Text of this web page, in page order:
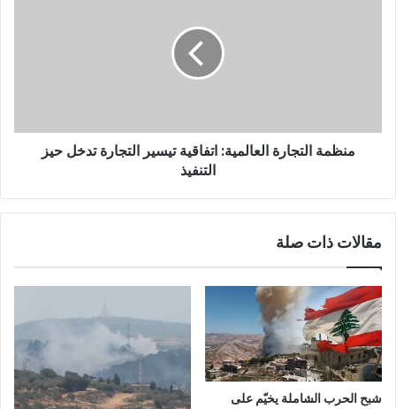
منظمة التجارة العالمية: اتفاقية تيسير التجارة تدخل حيز
التنفيذ
مقالات ذات صلة
شبح الحرب الشاملة يخيّم على